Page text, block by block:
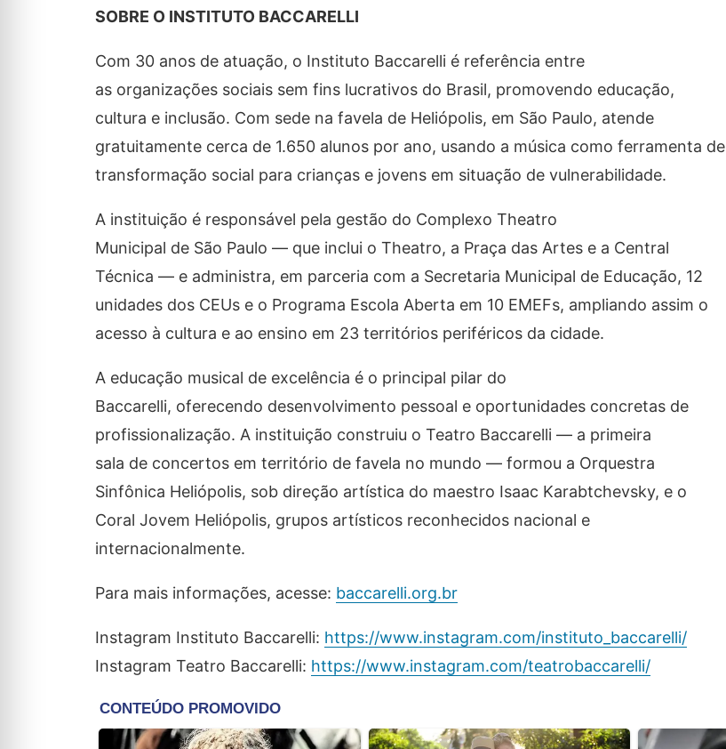
SOBRE O INSTITUTO BACCARELLI
Com 30 anos de atuação, o Instituto Baccarelli é referência entre
as organizações sociais sem fins lucrativos do Brasil, promovendo educação,
cultura e inclusão. Com sede na favela de Heliópolis, em São Paulo, atende
gratuitamente cerca de 1.650 alunos por ano, usando a música como ferramenta de
transformação social para crianças e jovens em situação de vulnerabilidade.
A instituição é responsável pela gestão do Complexo Theatro
Municipal de São Paulo — que inclui o Theatro, a Praça das Artes e a Central
Técnica — e administra, em parceria com a Secretaria Municipal de Educação, 12
unidades dos CEUs e o Programa Escola Aberta em 10 EMEFs, ampliando assim o
acesso à cultura e ao ensino em 23 territórios periféricos da cidade.
A educação musical de excelência é o principal pilar do
Baccarelli, oferecendo desenvolvimento pessoal e oportunidades concretas de
profissionalização. A instituição construiu o Teatro Baccarelli — a primeira
sala de concertos em território de favela no mundo — formou a Orquestra
Sinfônica Heliópolis, sob direção artística do maestro Isaac Karabtchevsky, e o
Coral Jovem Heliópolis, grupos artísticos reconhecidos nacional e
internacionalmente.
Para mais informações, acesse: baccarelli.org.br
Instagram Instituto Baccarelli: https://www.instagram.com/instituto_baccarelli/
Instagram Teatro Baccarelli: https://www.instagram.com/teatrobaccarelli/